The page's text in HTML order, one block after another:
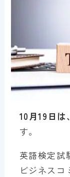
10月19日
す。
英語検定試
ビジネス